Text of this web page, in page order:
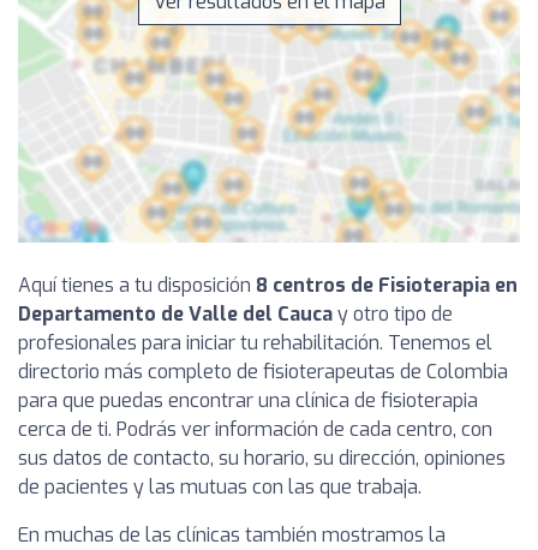
Aquí tienes a tu disposición 8 centros de Fisioterapia en
Departamento de Valle del Caucay otro tipo de
profesionales para iniciar tu rehabilitación. Tenemos el
directorio más completo de fisioterapeutas de Colombia
para que puedas encontrar una clínica de fisioterapia
cerca de ti. Podrás ver información de cada centro, con
sus datos de contacto, su horario, su dirección, opiniones
de pacientes y las mutuas con las que trabaja.
En muchas de las clínicas también mostramos la